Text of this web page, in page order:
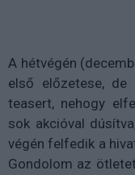
A hétvégén
első előzetese, de
teasert, nehogy
sok akcióval
végén felfedik a
Gondolom az